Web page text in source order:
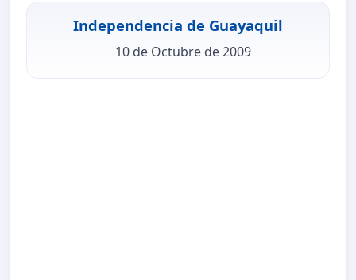
Independencia de Guayaquil
10 de Octubre de 2009